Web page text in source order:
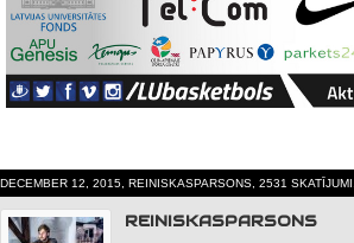
DECEMBER 12, 2015, REINISKASPARSONS, 2531
REINISKASPARSONS